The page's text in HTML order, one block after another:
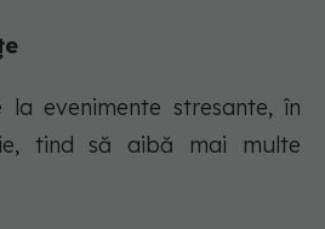
la evenimente stresante, în
tind să aibă mai multe